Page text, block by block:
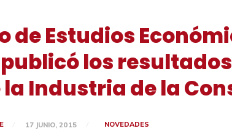
de Estudios
publicó los
la Industria de la
17 JUNIO, 2015 NOVEDADES